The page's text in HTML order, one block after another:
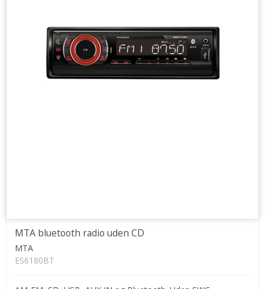
MTA bluetooth radio uden CD
MTA
ES6180BT